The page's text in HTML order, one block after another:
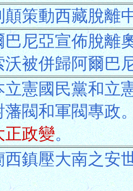
顛策動西藏脫離
巴尼亞宣佈脫離
沃被併歸阿爾巴
立憲國民黨和立
藩閥和軍閥專政
正政變。
西鎮壓大南之安